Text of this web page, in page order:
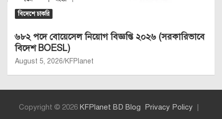
বিদেশে চাকরি
৬৮২ পদে বোয়েসেল নিয়োগ বিজ্ঞপ্তি ২০২৬ (সরকারিভাবে
বিদেশ BOESL)
August 5, 2026 KFPlanet
Copyright © 2026 KFPlanet BD Blog Privacy Policy